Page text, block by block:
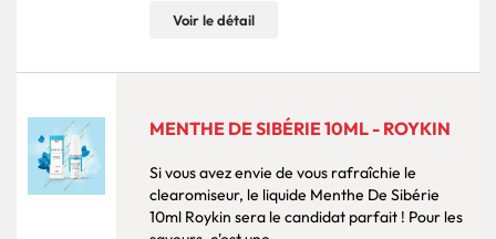
Voir le détail
MENTHE DE SIBÉRIE 10ML - ROYKIN
Si vous avez envie de vous rafraîchie le
clearomiseur, le liquide Menthe De Sibérie
10ml Roykin sera le candidat parfait ! Pour les